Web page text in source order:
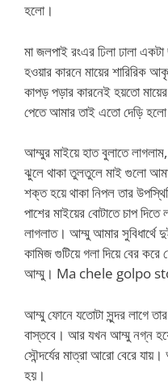
হলো।
মা জলপাই রংএর ঢিলা ঢালা
হওয়ার কারনে মায়ের শারিরিক
কাপড় পড়ার কারনেই হয়তো
পেতে আমার তাই এতো দেড়ি
আম্মুর মাইয়ে হাত বুলাতে
ঝুলে থাকা তুলতুলে মাই গুলো
শক্ত হয়ে থাকা নিপল তার
পাশের মাইয়ের বোটাতে চাপ
লাগলাত। আম্মু আমার
কামিজ গুটিয়ে গলা দিয়ে বের
আম্মু। Ma chele golpo
আম্মু ফোনে যতোটা সুন্দর লাগে
বাস্তবে। আর যখন আম্মু নগ্ন
সৌন্দর্যের মাত্রা আরো বেরে
হয়।